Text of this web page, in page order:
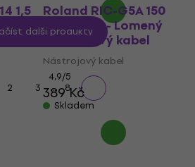
1,5 Roland RIC-G5A 150
cm Rovný - Lomený
Nástrojový kabel
Nástrojový kabel
4,9/5
389 Kč
Skladem
další produkty
2 3 ... 8